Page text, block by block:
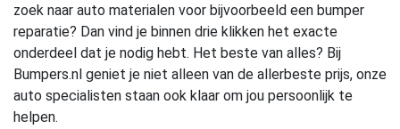
zoek naar auto materialen voor bijvoorbeeld een bumper
reparatie? Dan vind je binnen drie klikken het exacte
onderdeel dat je nodig hebt. Het beste van alles? Bij
Bumpers.nl geniet je niet alleen van de allerbeste prijs, onze
auto specialisten staan ook klaar om jou persoonlijk te
helpen.